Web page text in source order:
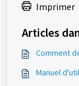
Imprimer
Articles
Comment
Manuel